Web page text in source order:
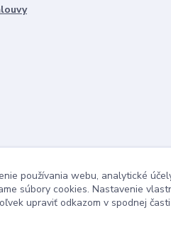
používania webu, analytické
súbory cookies. Nastavenie
upraviť odkazom v spodnej